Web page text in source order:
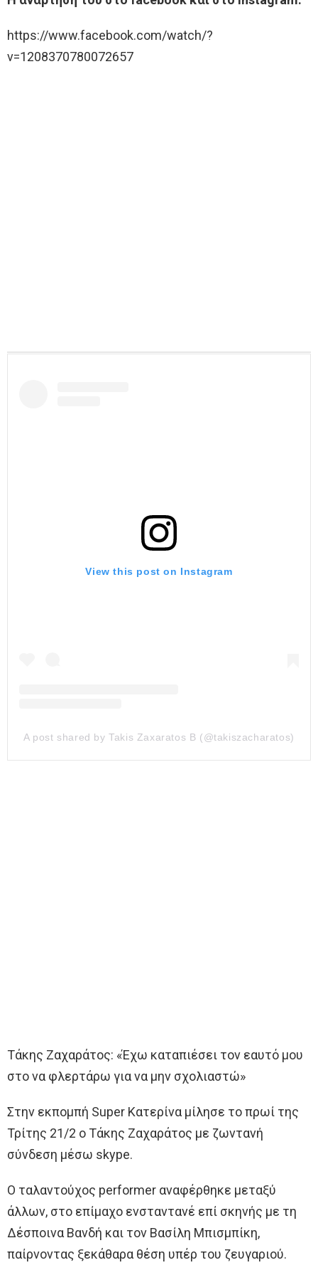
https://www.facebook.com/watch/?
v=1208370780072657
View this post on Instagram
A post shared by Takis Zaxaratos B (@takiszacharatos)
Τάκης Ζαχαράτος: «Έχω καταπιέσει τον εαυτό μου
στο να φλερτάρω για να μην σχολιαστώ»
Στην εκπομπή Super Κατερίνα μίλησε το πρωί της
Τρίτης 21/2 ο Τάκης Ζαχαράτος με ζωντανή
σύνδεση μέσω skype.
Ο ταλαντούχος performer αναφέρθηκε μεταξύ
άλλων, στο επίμαχο ενσταντανέ επί σκηνής με τη
Δέσποινα Βανδή και τον Βασίλη Μπισμπίκη,
παίρνοντας ξεκάθαρα θέση υπέρ του ζευγαριού.